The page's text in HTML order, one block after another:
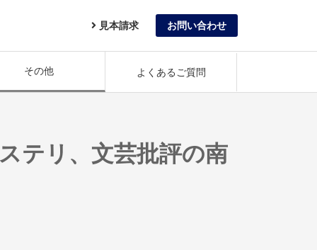
見本請求 お問い合わせ
その他 よくあるご質問
テリ、文芸批評の南